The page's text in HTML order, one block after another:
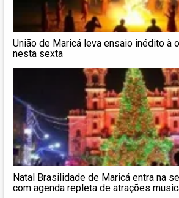
União de Maricá leva ensaio inédito à
nesta sexta
Natal Brasilidade de Maricá entra na
com agenda repleta de atrações